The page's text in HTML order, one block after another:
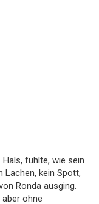
fühlte, wie sein
Lachen, kein Spott,
Ronda ausging.
ohne